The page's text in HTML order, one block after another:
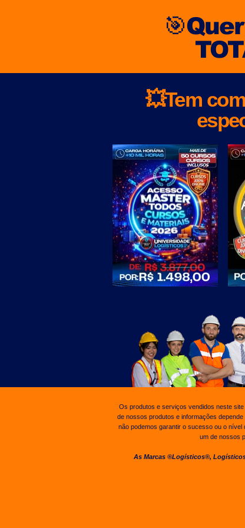
💥Tem
Os produtos e serviços vendidos neste
de nossos produtos e informações
não podemos garantir o sucesso ou o
um de nossos
As Marcas ®Logísticos®,